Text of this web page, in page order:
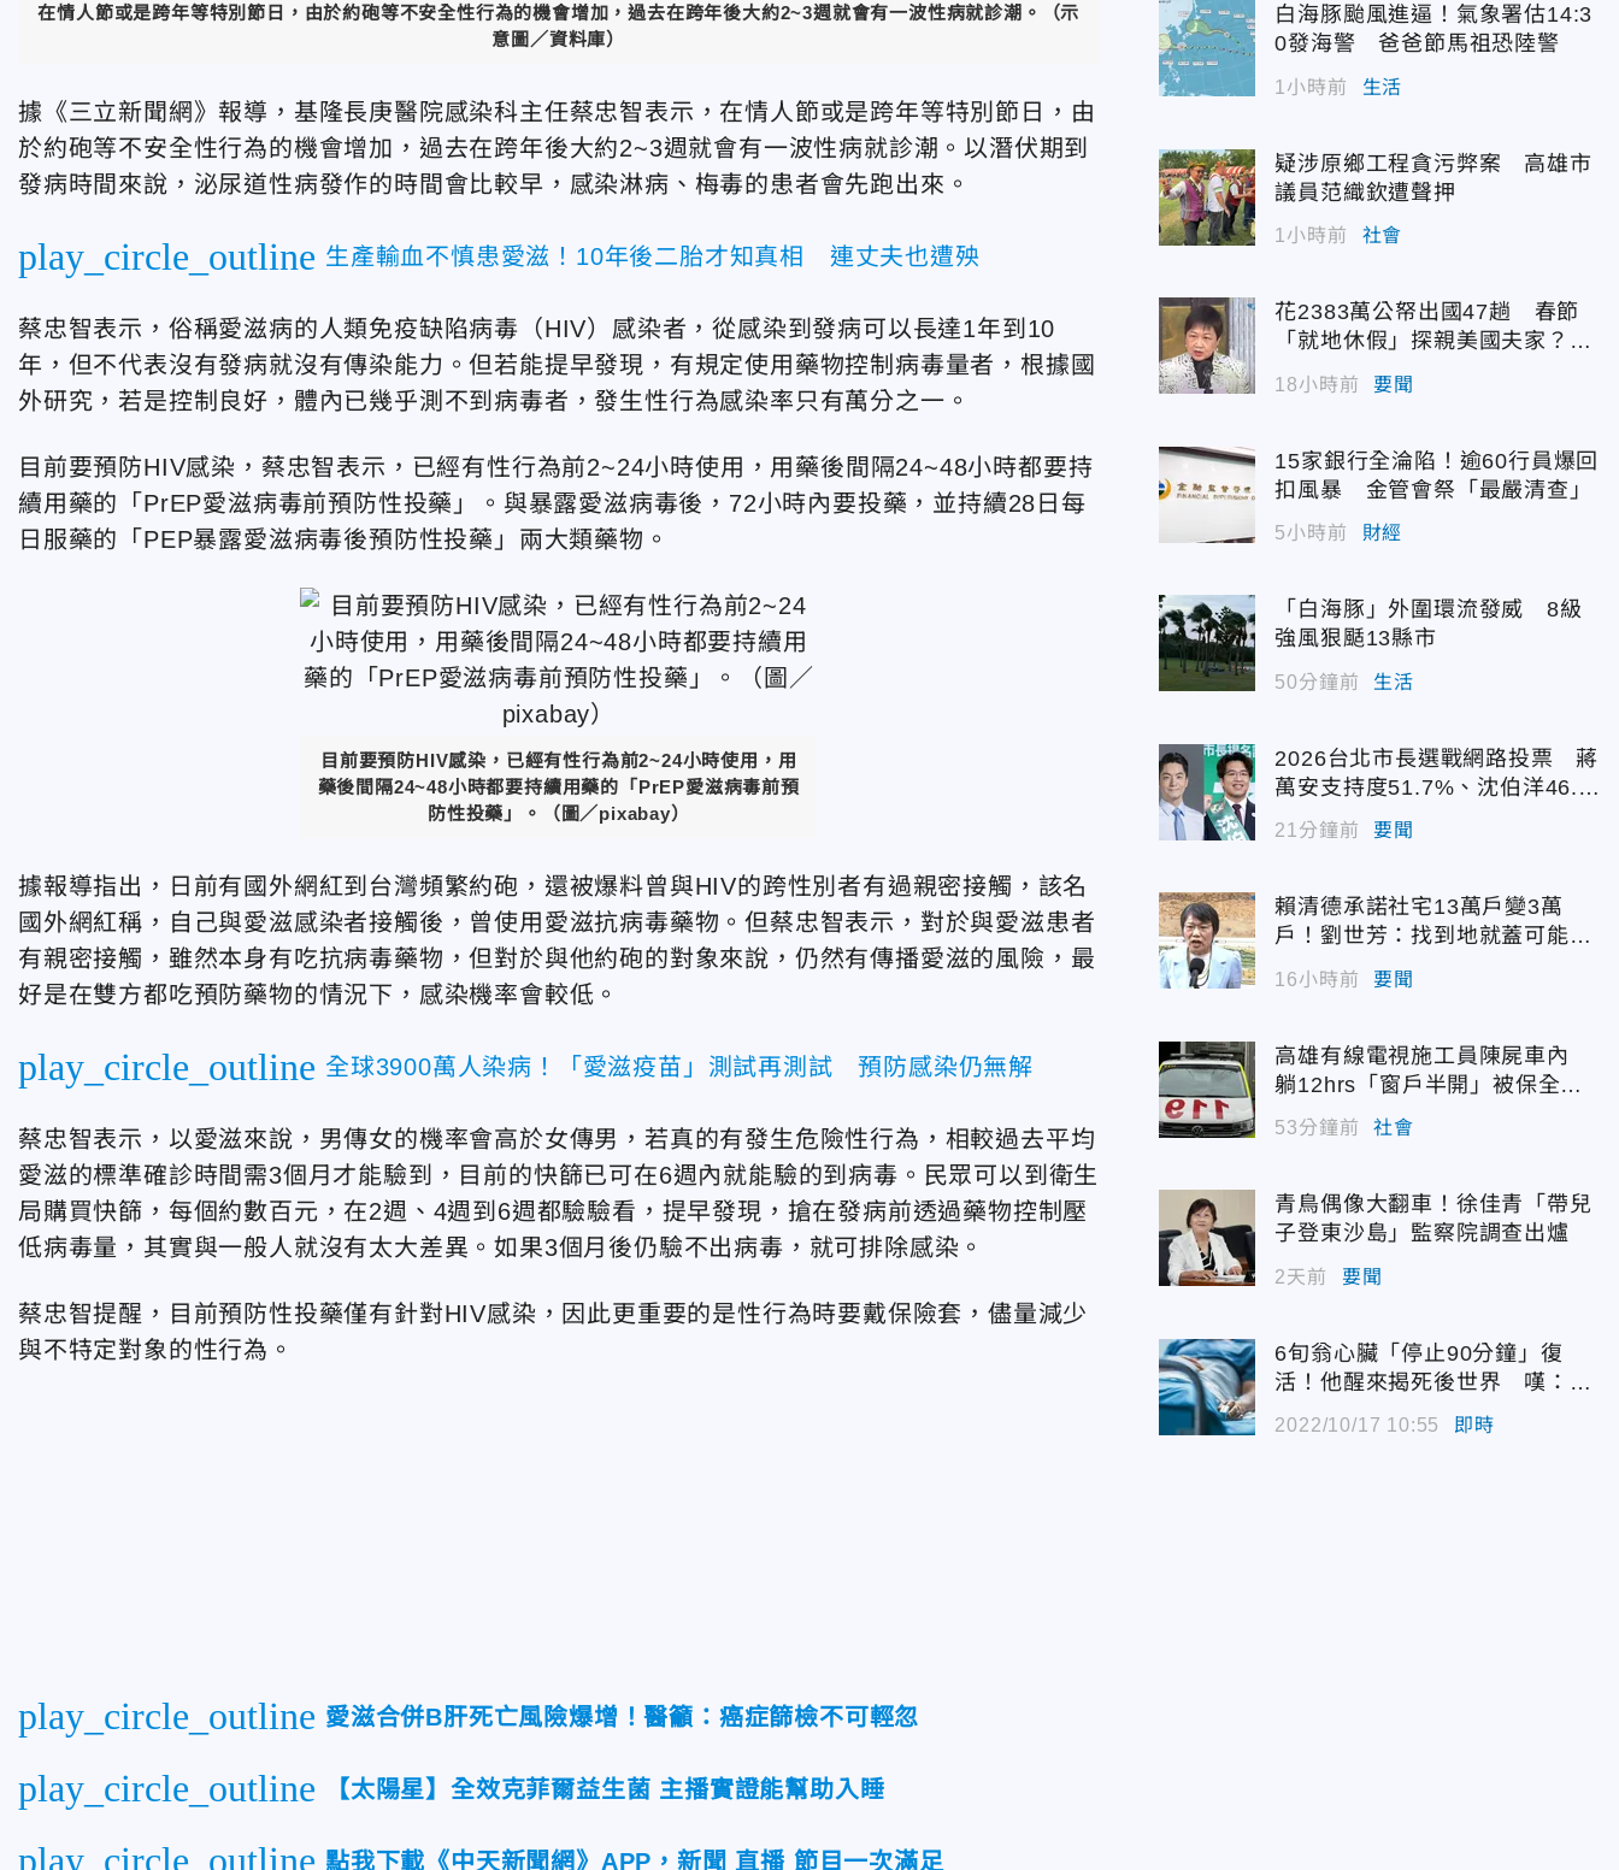
在情人節或是跨年等特別節日，由於約砲等不安全性行為的機會增加，過去在跨年後大約2~3週就會有一波性病就診潮。（示
意圖／資料庫）
據《三立新聞網》報導，基隆長庚醫院感染科主任蔡忠智表示，在情人節或是跨年等特別節日，由
於約砲等不安全性行為的機會增加，過去在跨年後大約2~3週就會有一波性病就診潮。以潛伏期到
發病時間來說，泌尿道性病發作的時間會比較早，感染淋病、梅毒的患者會先跑出來。
play_circle_outline 生產輸血不慎患愛滋！10年後二胎才知真相 連丈夫也遭殃
蔡忠智表示，俗稱愛滋病的人類免疫缺陷病毒（HIV）感染者，從感染到發病可以長達1年到10
年，但不代表沒有發病就沒有傳染能力。但若能提早發現，有規定使用藥物控制病毒量者，根據國
外研究，若是控制良好，體內已幾乎測不到病毒者，發生性行為感染率只有萬分之一。
目前要預防HIV感染，蔡忠智表示，已經有性行為前2~24小時使用，用藥後間隔24~48小時都要持
續用藥的「PrEP愛滋病毒前預防性投藥」。與暴露愛滋病毒後，72小時內要投藥，並持續28日每
日服藥的「PEP暴露愛滋病毒後預防性投藥」兩大類藥物。
目前要預防HIV感染，已經有性行為前2~24小時使用，用
藥後間隔24~48小時都要持續用藥的「PrEP愛滋病毒前預
防性投藥」。（圖／pixabay）
據報導指出，日前有國外網紅到台灣頻繁約砲，還被爆料曾與HIV的跨性別者有過親密接觸，該名
國外網紅稱，自己與愛滋感染者接觸後，曾使用愛滋抗病毒藥物。但蔡忠智表示，對於與愛滋患者
有親密接觸，雖然本身有吃抗病毒藥物，但對於與他約砲的對象來說，仍然有傳播愛滋的風險，最
好是在雙方都吃預防藥物的情況下，感染機率會較低。
play_circle_outline 全球3900萬人染病！「愛滋疫苗」測試再測試 預防感染仍無解
蔡忠智表示，以愛滋來說，男傳女的機率會高於女傳男，若真的有發生危險性行為，相較過去平均
愛滋的標準確診時間需3個月才能驗到，目前的快篩已可在6週內就能驗的到病毒。民眾可以到衛生
局購買快篩，每個約數百元，在2週、4週到6週都驗驗看，提早發現，搶在發病前透過藥物控制壓
低病毒量，其實與一般人就沒有太大差異。如果3個月後仍驗不出病毒，就可排除感染。
蔡忠智提醒，目前預防性投藥僅有針對HIV感染，因此更重要的是性行為時要戴保險套，儘量減少
與不特定對象的性行為。
play_circle_outline 愛滋合併B肝死亡風險爆增！醫籲：癌症篩檢不可輕忽
play_circle_outline 【太陽星】全效克菲爾益生菌 主播實證能幫助入睡
play_circle_outline 點我下載《中天新聞網》APP，新聞 直播 節目一次滿足
白海豚颱風進逼！氣象署估14:3
0發海警 爸爸節馬祖恐陸警
1小時前 生活
疑涉原鄉工程貪污弊案 高雄市
議員范織欽遭聲押
1小時前 社會
花2383萬公帑出國47趟 春節
「就地休假」探親美國夫家？徐
佳青回應了
18小時前 要聞
15家銀行全淪陷！逾60行員爆回
扣風暴 金管會祭「最嚴清查」
5小時前 財經
「白海豚」外圍環流發威 8級
強風狠颳13縣市
50分鐘前 生活
2026台北市長選戰網路投票 蔣
萬安支持度51.7%、沈伯洋46.
7%
21分鐘前 要聞
賴清德承諾社宅13萬戶變3萬
戶！劉世芳：找到地就蓋可能變
空餘屋
16小時前 要聞
高雄有線電視施工員陳屍車內
躺12hrs「窗戶半開」被保全發
53分鐘前 社會
青鳥偶像大翻車！徐佳青「帶兒
子登東沙島」監察院調查出爐
2天前 要聞
6旬翁心臟「停止90分鐘」復
活！他醒來揭死後世界 嘆：很
2022/10/17 10:55 即時